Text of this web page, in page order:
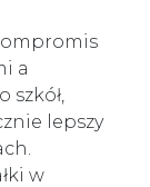
a
szkół,
lepszy
w